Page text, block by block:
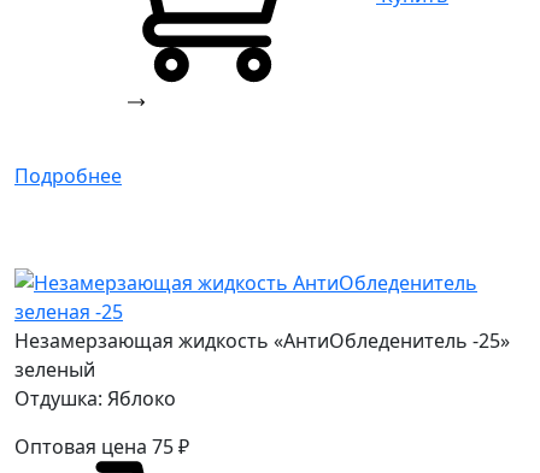
Подробнее
Незамерзающая жидкость «АнтиОбледенитель -25»
зеленый
Отдушка: Яблоко
Оптовая цена 75₽